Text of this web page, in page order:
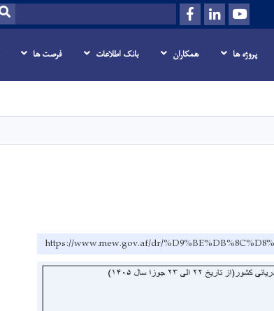
Youtube
LinkedIn
Facebook
Search
پروژه ها همکاران بانک اطلاعات فرصت ها
https://www.mew.gov.af/dr/